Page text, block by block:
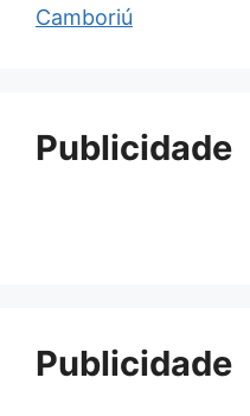
Camboriú
Publicidade
Publicidade